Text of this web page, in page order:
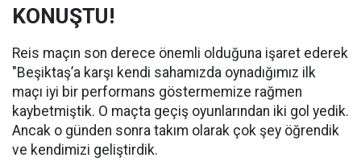
KONUŞTU!
Reis maçın son derece önemli olduğuna işaret ederek
"Beşiktaş’a karşı kendi sahamızda oynadığımız ilk
maçı iyi bir performans göstermemize rağmen
kaybetmiştik. O maçta geçiş oyunlarından iki gol yedik.
Ancak o günden sonra takım olarak çok şey öğrendik
ve kendimizi geliştirdik.